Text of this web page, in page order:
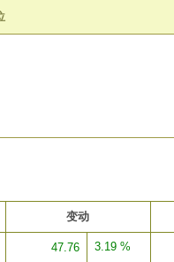
变动
47.76 3.19 %